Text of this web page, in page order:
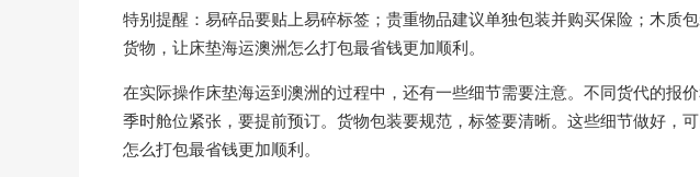
特别提醒：易碎品要贴上易碎标签；贵重物品建议单独包装并购买保险；木质
货物，让床垫海运澳洲怎么打包最省钱更加顺利。
在实际操作床垫海运到澳洲的过程中，还有一些细节需要注意。不同货代的报
季时舱位紧张，要提前预订。货物包装要规范，标签要清晰。这些细节做好，
怎么打包最省钱更加顺利。